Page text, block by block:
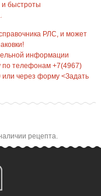
и быстроты
РЛС, и может
информации
по телефонам +7(4967)
через форму <Задать
рецепта.